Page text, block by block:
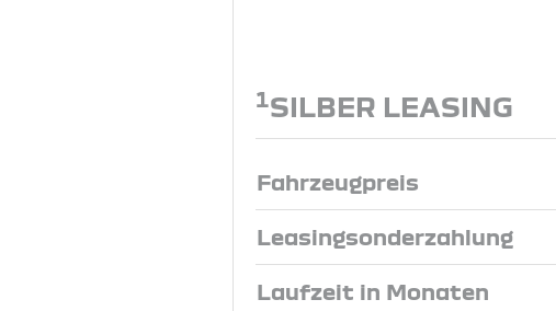
1SILBER LEASING
Fahrzeugpreis
Leasingsonderzahlung
Laufzeit in Monaten